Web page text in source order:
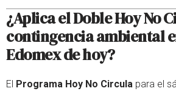
¿Aplica el Doble Hoy No
contingencia ambiental
Edomex de hoy?
El Programa Hoy No Circula para el